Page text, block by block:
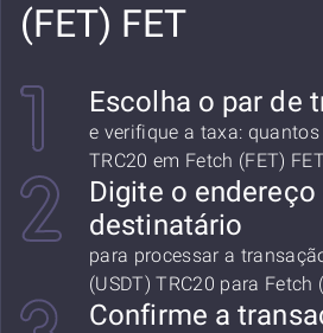
(FET) FET
Escolha o par de
e verifique a taxa: quantos
TRC20 em Fetch (FET)
Digite o endereço
destinatário
para processar a
(USDT) TRC20 para Fetch
Confirme a